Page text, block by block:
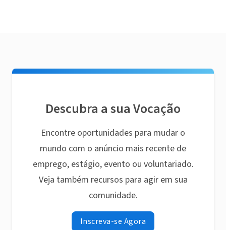
Descubra a sua Vocação
Encontre oportunidades para mudar o
mundo com o anúncio mais recente de
emprego, estágio, evento ou voluntariado.
Veja também recursos para agir em sua
comunidade.
Inscreva-se Agora